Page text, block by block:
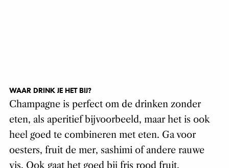
WAAR DRINK JE HET BIJ?
Champagne is perfect om de drinken zonder
eten, als aperitief bijvoorbeeld, maar het is ook
heel goed te combineren met eten. Ga voor
oesters, fruit de mer, sashimi of andere rauwe
vis. Ook gaat het goed bij fris rood fruit,